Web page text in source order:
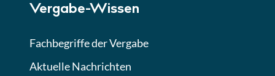
Finales Quiz
Vergabe-Wissen
Fachbegriffe der Vergabe
Aktuelle Nachrichten